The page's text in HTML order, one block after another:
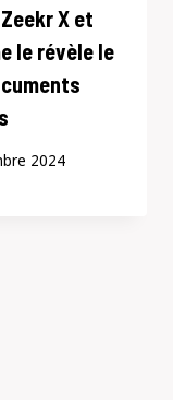
X et
le révèle le
2024